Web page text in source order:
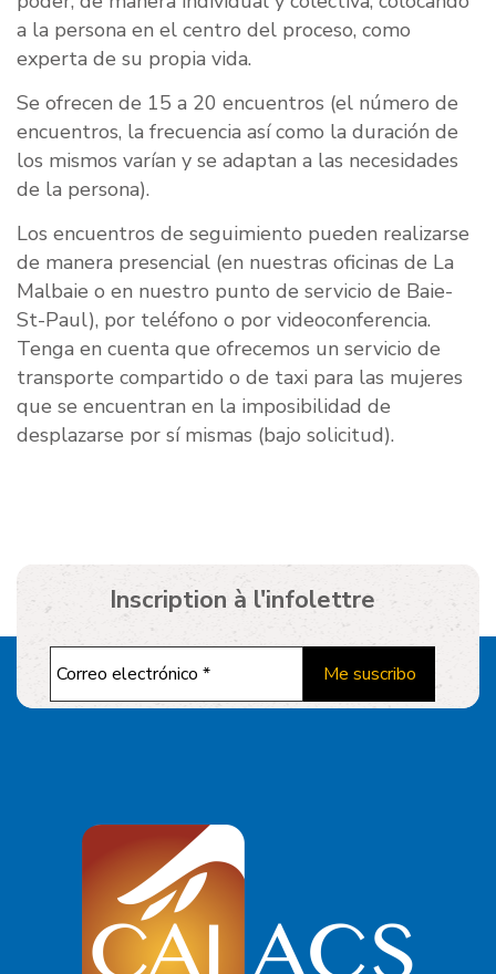
a la persona en el centro del proceso, como
experta de su propia vida.
Se ofrecen de 15 a 20 encuentros (el número de
encuentros, la frecuencia así como la duración de
los mismos varían y se adaptan a las necesidades
de la persona).
Los encuentros de seguimiento pueden realizarse
de manera presencial (en nuestras oficinas de La
Malbaie o en nuestro punto de servicio de Baie-
St-Paul), por teléfono o por videoconferencia.
Tenga en cuenta que ofrecemos un servicio de
transporte compartido o de taxi para las mujeres
que se encuentran en la imposibilidad de
desplazarse por sí mismas (bajo solicitud).
Inscription à l'infolettre